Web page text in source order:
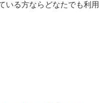
いる方ならどなたでも利用